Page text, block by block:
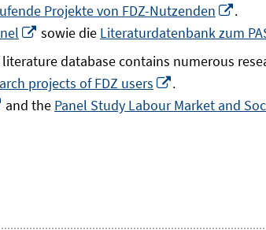
Projekte von FDZ-Nutzenden
In.
In
neuem
Fenster
öffnen
sowie die Literaturdatenbank zum
database contains numerous
projects of FDZ users
In
neuem
.
In
and the Panel Study Labour Market and